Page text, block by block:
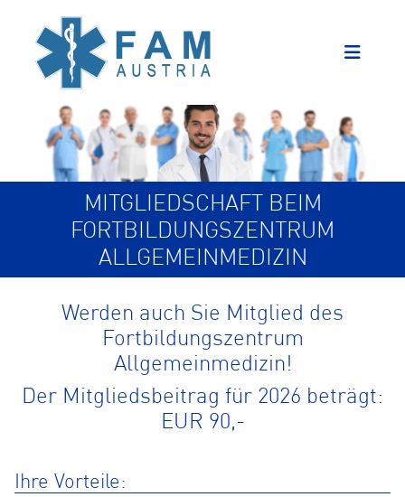
MITGLIEDSCHAFT BEIM
FORTBILDUNGSZENTRUM
ALLGEMEINMEDIZIN
Werden auch Sie Mitglied des
Fortbildungszentrum
Allgemeinmedizin!
Der Mitgliedsbeitrag für 2026 beträgt:
EUR 90,-
Ihre Vorteile: